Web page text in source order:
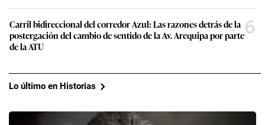
Carril bidireccional del corredor Azul: Las razones detrás de la
postergación del cambio de sentido de la Av. Arequipa por parte
de la ATU
6
Lo último en Historias